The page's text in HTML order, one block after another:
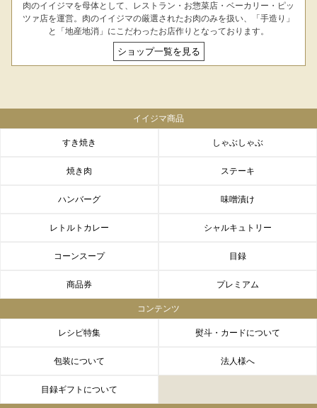
肉のイイジマを母体として、レストラン・お惣菜店・ベーカリー・ピッ
ツァ店を運営。肉のイイジマの厳選されたお肉のみを扱い、「手造り」
と「地産地消」にこだわったお店作りとなっております。
ショップ一覧を見る
イイジマ商品
すき焼き しゃぶしゃぶ
焼き肉 ステーキ
ハンバーグ 味噌漬け
レトルトカレー シャルキュトリー
コーンスープ 目録
商品券 プレミアム
コンテンツ
レシピ特集 熨斗・カードについて
包装について 法人様へ
目録ギフトについて